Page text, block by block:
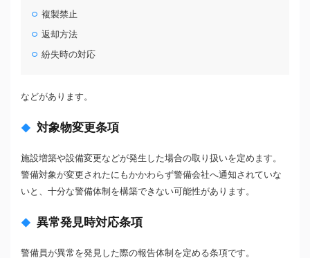
複製禁止
返却方法
紛失時の対応
などがあります。
対象物変更条項
施設増築や設備変更などが発生した場合の取り扱いを定めます。
警備対象が変更されたにもかかわらず警備会社へ通知されていな
いと、十分な警備体制を構築できない可能性があります。
異常発見時対応条項
警備員が異常を発見した際の報告体制を定める条項です。